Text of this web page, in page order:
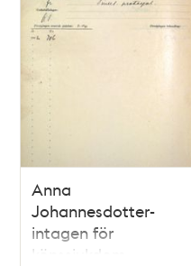
Anna
Johannesdotter-
intagen för
könssjukdom